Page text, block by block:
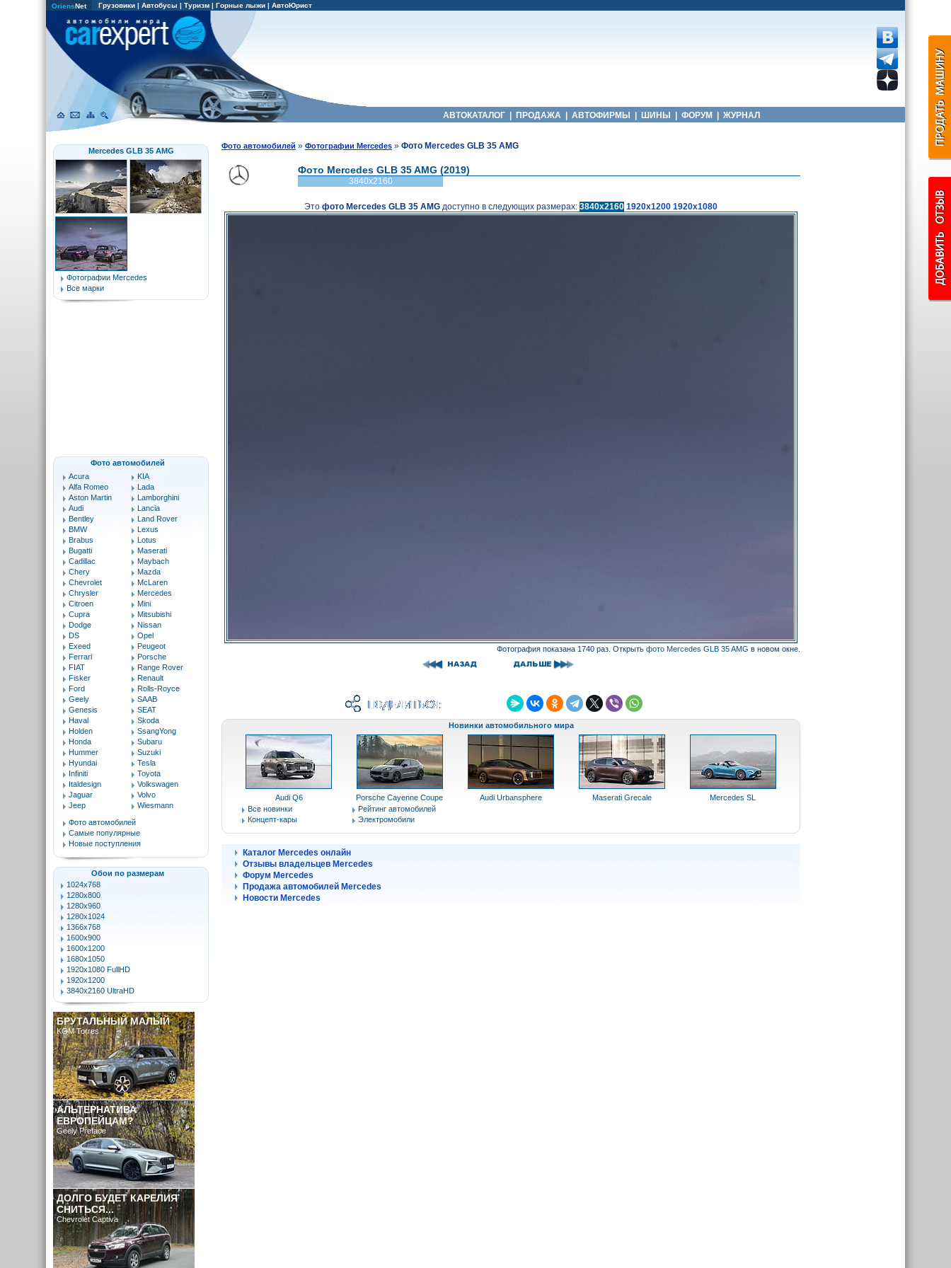
OriensNet Грузовики | Автобусы | Туризм | Горные лыжи | АвтоЮрист
АВТОКАТАЛОГ ПРОДАЖА АВТОФИРМЫ ШИНЫ ФОРУМ ЖУРНАЛ
Mercedes GLB 35 AMG
Фотографии Mercedes
Все марки
Фото автомобилей
Acura
Alfa Romeo
Aston Martin
Audi
Bentley
BMW
Brabus
Bugatti
Cadillac
Chery
Chevrolet
Chrysler
Citroen
Cupra
Dodge
DS
Exeed
Ferrari
FIAT
Fisker
Ford
Geely
Genesis
Haval
Holden
Honda
Hummer
Hyundai
Infiniti
Italdesign
Jaguar
Jeep
KIA
Lada
Lamborghini
Lancia
Land Rover
Lexus
Lotus
Maserati
Maybach
Mazda
McLaren
Mercedes
Mini
Mitsubishi
Nissan
Opel
Peugeot
Porsche
Range Rover
Renault
Rolls-Royce
SAAB
SEAT
Skoda
SsangYong
Subaru
Suzuki
Tesla
Toyota
Volkswagen
Volvo
Wiesmann
Фото автомобилей
Самые популярные
Новые поступления
Обои по размерам
1024x768
1280x800
1280x960
1280x1024
1366x768
1600x900
1600x1200
1680x1050
1920x1080 FullHD
1920x1200
3840x2160 UltraHD
БРУТАЛЬНЫЙ МАЛЫЙ
KGM Torres
АЛЬТЕРНАТИВА
ЕВРОПЕЙЦАМ?
Geely Preface
ДОЛГО БУДЕТ КАРЕЛИЯ
СНИТЬСЯ...
Chevrolet Captiva
Фото автомобилей » Фотографии Mercedes » Фото Mercedes GLB 35 AMG
Фото Mercedes GLB 35 AMG (2019)
3840x2160
Это фото Mercedes GLB 35 AMG доступно в следующих размерах: 3840x2160 1920x1200 1920x1080
Фотография показана 1740 раз. Открыть фото Mercedes GLB 35 AMG в новом окне.
Новинки автомобильного мира
Audi Q6 Porsche Cayenne Coupe Audi Urbansphere Maserati Grecale
Mercedes SL
Все новинки
Концепт-кары
Рейтинг автомобилей
Электромобили
Каталог Mercedes онлайн
Отзывы владельцев Mercedes
Форум Mercedes
Продажа автомобилей Mercedes
Новости Mercedes